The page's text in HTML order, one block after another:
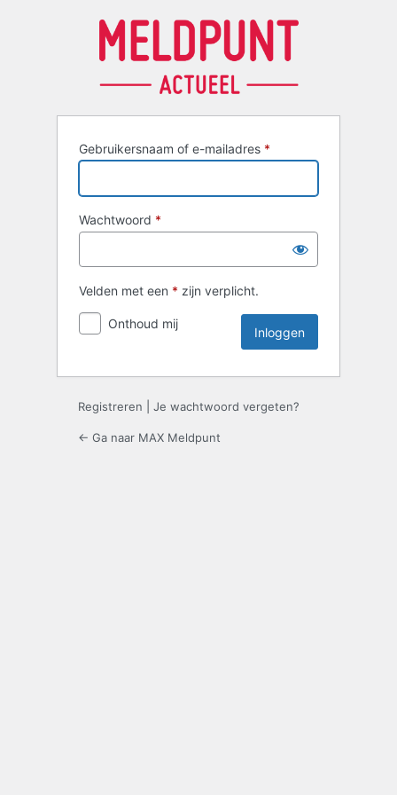
Gebruikersnaam of e-mailadres *
Wachtwoord *
Velden met een * zijn verplicht.
Onthoud mij
Registreren Je wachtwoord vergeten?
← Ga naar MAX Meldpunt